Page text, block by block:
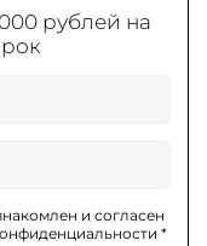
рублей на
и согласен
*